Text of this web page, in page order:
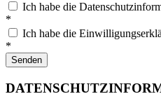
Ich habe die
*
Ich habe die
*
Senden